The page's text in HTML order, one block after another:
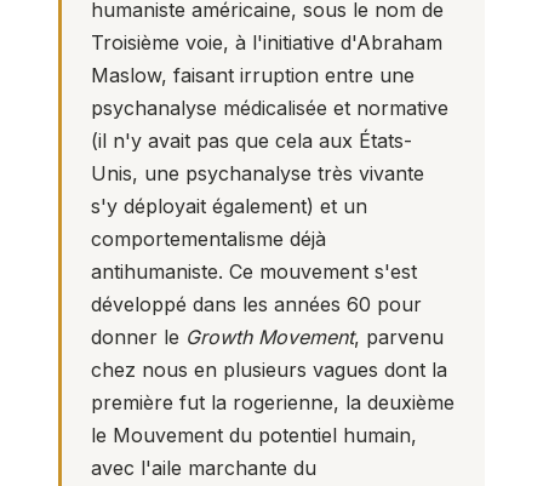
humaniste américaine, sous le nom de
Troisième voie, à l'initiative d'Abraham
Maslow, faisant irruption entre une
psychanalyse médicalisée et normative
(il n'y avait pas que cela aux États-
Unis, une psychanalyse très vivante
s'y déployait également) et un
comportementalisme déjà
antihumaniste. Ce mouvement s'est
développé dans les années 60 pour
donner le Growth Movement, parvenu
chez nous en plusieurs vagues dont la
première fut la rogerienne, la deuxième
le Mouvement du potentiel humain,
avec l'aile marchante du